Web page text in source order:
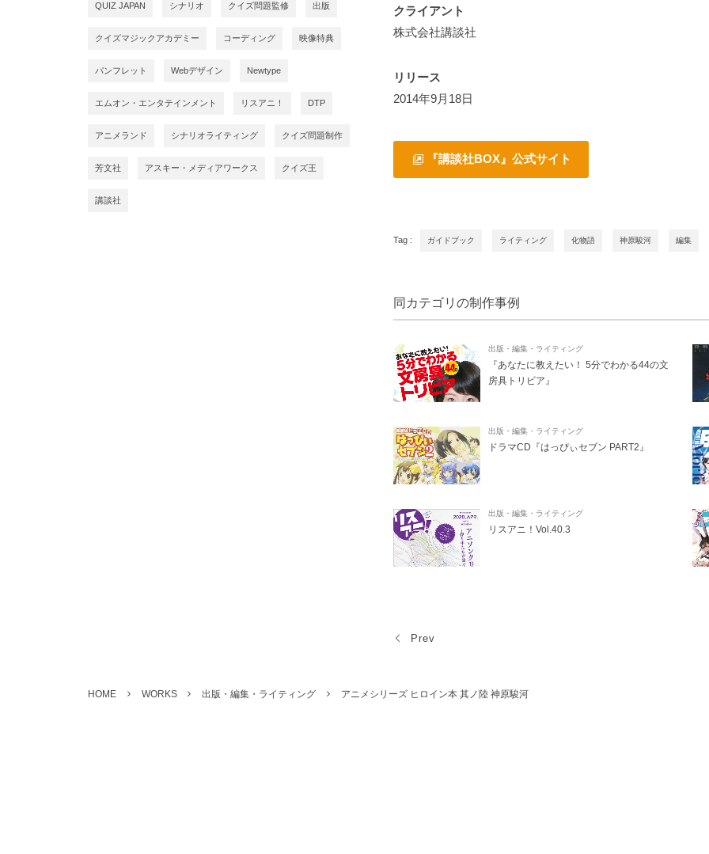
クライアント
株式会社講談社
リリース
2014年9月18日
『講談社BOX』公式サイト
Tag : ガイドブック ライティング 化物語 神原駿河 編集
同カテゴリの制作事例
出版・編集・ライティング
『あなたに教えたい！ 5分でわかる44の文
房具トリビア』
出版・編集・ライティング
ドラマCD『はっぴぃセブン PART2』
出版・編集・ライティング
リスアニ！Vol.40.3
Prev
QUIZ JAPAN シナリオ クイズ問題監修 出版
クイズマジックアカデミー コーディング 映像特典
パンフレット Webデザイン Newtype
エムオン・エンタテインメント リスアニ！ DTP
アニメランド シナリオライティング クイズ問題制作
芳文社 アスキー・メディアワークス クイズ王
講談社
HOME WORKS 出版・編集・ライティング アニメシリーズ ヒロイン本 其ノ陸 神原駿河